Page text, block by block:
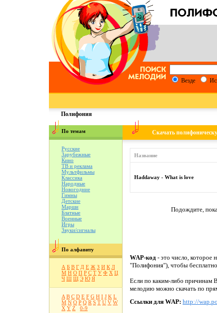
Везде
Полифония
По темам
Русские
Зарубежные
Кино
ТВ и реклама
Мультфильмы
Классика
Народные
Новогодние
Гимны
Детские
Марши
Блатные
Военные
Игры
Звуки/сигналы
По алфавиту
А Б В Г Д Е Ж З И К Л
М Н О П Р С Т У Ф Х Ц
Ч Ш Щ Э Ю Я
A B C D E F G H I J K L
M N O P Q R S T U V W
X Y Z 0-9
Скачать
Название
Haddaway - What is love
Подождите,
WAP-код - это число, которое
"Полифония"), чтобы
Если по каким-либо причинам
мелодию можно скачать по
Ссылки для WAP: http://